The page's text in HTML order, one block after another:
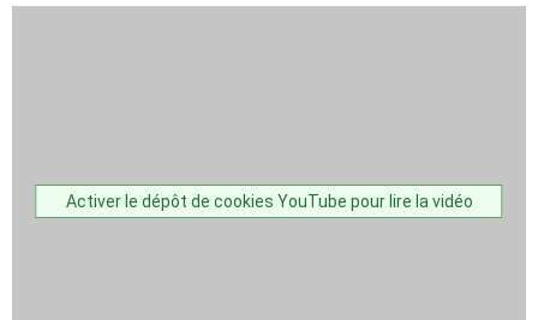
Activer le dépôt de cookies YouTube pour lire la vidéo